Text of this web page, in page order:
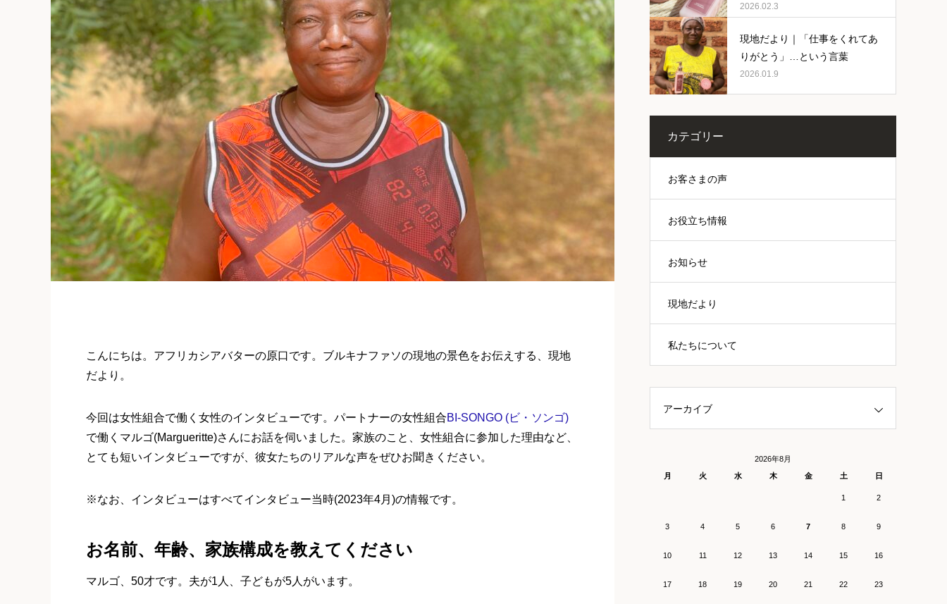
こんにちは。アフリカシアバターの原口です。ブルキナファソの現地の景色をお伝えする、現地
だより。
今回は女性組合で働く女性のインタビューです。パートナーの女性組合BI-SONGO (ビ・ソンゴ)
で働くマルゴ(Margueritte)さんにお話を伺いました。家族のこと、女性組合に参加した理由など、
とても短いインタビューですが、彼女たちのリアルな声をぜひお聞きください。
※なお、インタビューはすべてインタビュー当時(2023年4月)の情報です。
お名前、年齢、家族構成を教えてください
マルゴ、50才です。夫が1人、子どもが5人がいます。
2026.02.3
現地だより｜「仕事をくれてあ
りがとう」…という言葉
2026.01.9
カテゴリー
お客さまの声
お役立ち情報
お知らせ
現地だより
私たちについて
アーカイブ
2026年8月
月
火 水 木 金 土 日
1 2
3 4 5 6 7 8 9
10 11 12 13 14 15 16
17 18 19 20 21 22 23